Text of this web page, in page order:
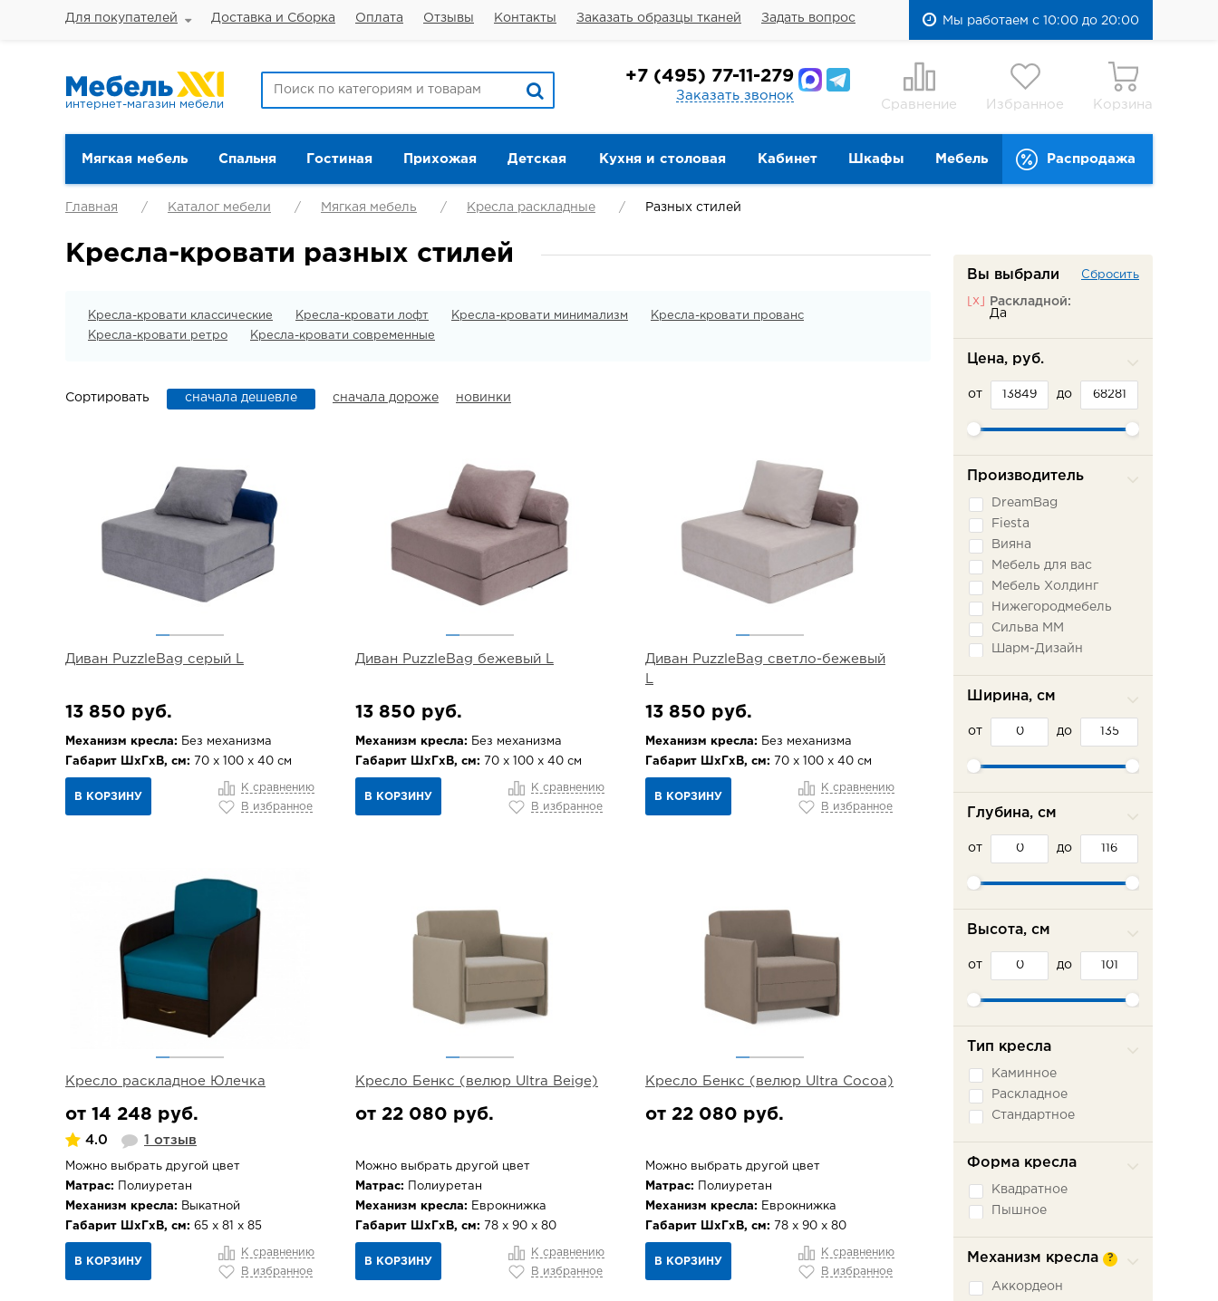
Для покупателей Доставка и Сборка Оплата Отзывы Контакты Заказать образцы тканей Задать вопрос Мы работаем с 10:00 до 20:00
интернет-магазин мебели
+7 (495) 77-11-279
Заказать звонок
Сравнение Избранное Корзина
Мягкая мебель Спальня Гостиная Прихожая Детская Кухня и столовая Кабинет Шкафы Мебель Распродажа
Главная Каталог мебели Мягкая мебель Кресла раскладные Разных стилей
Кресла-кровати разных стилей
Кресла-кровати классические Кресла-кровати лофт Кресла-кровати минимализм
Кресла-кровати прованс
Кресла-кровати ретро
Кресла-кровати современные
Сортировать сначала дешевле сначала дороже новинки
Диван PuzzleBag серый L
13 850 руб.
Механизм кресла: Без механизма
Габарит ШхГхВ, см: 70 х 100 х 40 см
В КОРЗИНУ
К сравнению
В избранное
Диван PuzzleBag бежевый L
13 850 руб.
Механизм кресла: Без механизма
Габарит ШхГхВ, см: 70 х 100 х 40 см
В КОРЗИНУ
К сравнению
В избранное
Диван PuzzleBag светло-бежевый
13 850 руб.
Механизм кресла: Без механизма
Габарит ШхГхВ, см: 70 х 100 х 40 см
В КОРЗИНУ
К сравнению
В избранное
Кресло раскладное Юлечка
от 14 248 руб.
4.0 1 отзыв
Можно выбрать другой цвет
Матрас: Полиуретан
Механизм кресла: Выкатной
Габарит ШхГхВ, см: 65 х 81 х 85
В КОРЗИНУ
К сравнению
В избранное
Кресло Бенкс (велюр Ultra Beige)
от 22 080 руб.
Можно выбрать другой цвет
Матрас: Полиуретан
Механизм кресла: Еврокнижка
Габарит ШхГхВ, см: 78 х 90 х 80
В КОРЗИНУ
К сравнению
В избранное
Кресло Бенкс (велюр Ultra Cocoa)
от 22 080 руб.
Можно выбрать другой цвет
Матрас: Полиуретан
Механизм кресла: Еврокнижка
Габарит ШхГхВ, см: 78 х 90 х 80
В КОРЗИНУ
К сравнению
В избранное
Вы выбрали Сбросить
[x]
Раскладной:
Да
Цена, руб.
от до
Производитель
DreamBag
Fiesta
Вияна
Мебель для вас
Мебель Холдинг
Нижегородмебель
Сильва ММ
Шарм-Дизайн
Ширина, см
от до
Глубина, см
от до
Высота, см
от до
Тип кресла
Каминное
Раскладное
Стандартное
Форма кресла
Квадратное
Пышное
Механизм кресла ?
Аккордеон